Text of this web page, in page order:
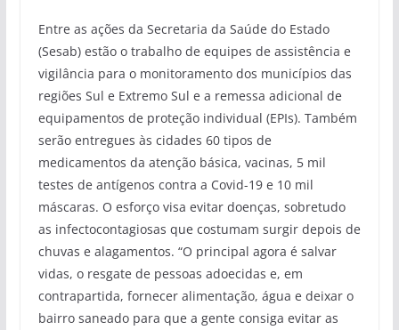
Entre as ações da Secretaria da Saúde do Estado
(Sesab) estão o trabalho de equipes de assistência e
vigilância para o monitoramento dos municípios das
regiões Sul e Extremo Sul e a remessa adicional de
equipamentos de proteção individual (EPIs). Também
serão entregues às cidades 60 tipos de
medicamentos da atenção básica, vacinas, 5 mil
testes de antígenos contra a Covid-19 e 10 mil
máscaras. O esforço visa evitar doenças, sobretudo
as infectocontagiosas que costumam surgir depois de
chuvas e alagamentos. “O principal agora é salvar
vidas, o resgate de pessoas adoecidas e, em
contrapartida, fornecer alimentação, água e deixar o
bairro saneado para que a gente consiga evitar as